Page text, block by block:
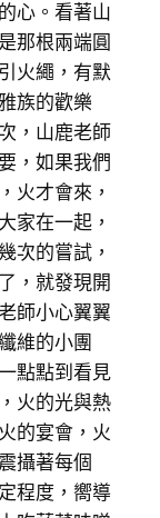
心。看著山
那根兩端圓
火繩，有默
族的歡樂
，山鹿老師
，如果我們
火才會來，
家在一起，
次的嘗試，
，就發現開
師小心翼翼
維的小團
點點到看見
火的光與熱
的宴會，火
攝著每個
程度，嚮導